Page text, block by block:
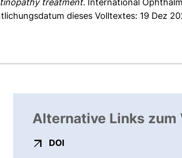
treatment. International
dieses Volltextes: 19 Dez
Alternative Links zum
DOI